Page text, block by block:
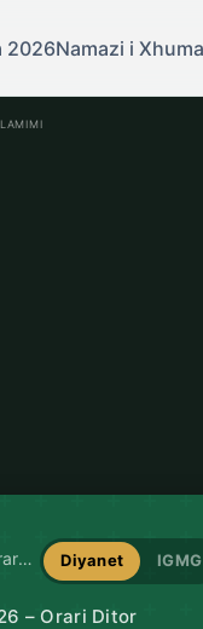
2026Namazi i
Oraret e Namazit në Ratingen Diyanet IGMG
– Orari Ditor